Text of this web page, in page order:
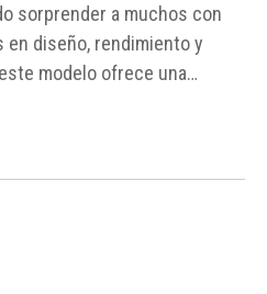
sorprender a muchos con
diseño, rendimiento y
modelo ofrece una
disponible a un precio